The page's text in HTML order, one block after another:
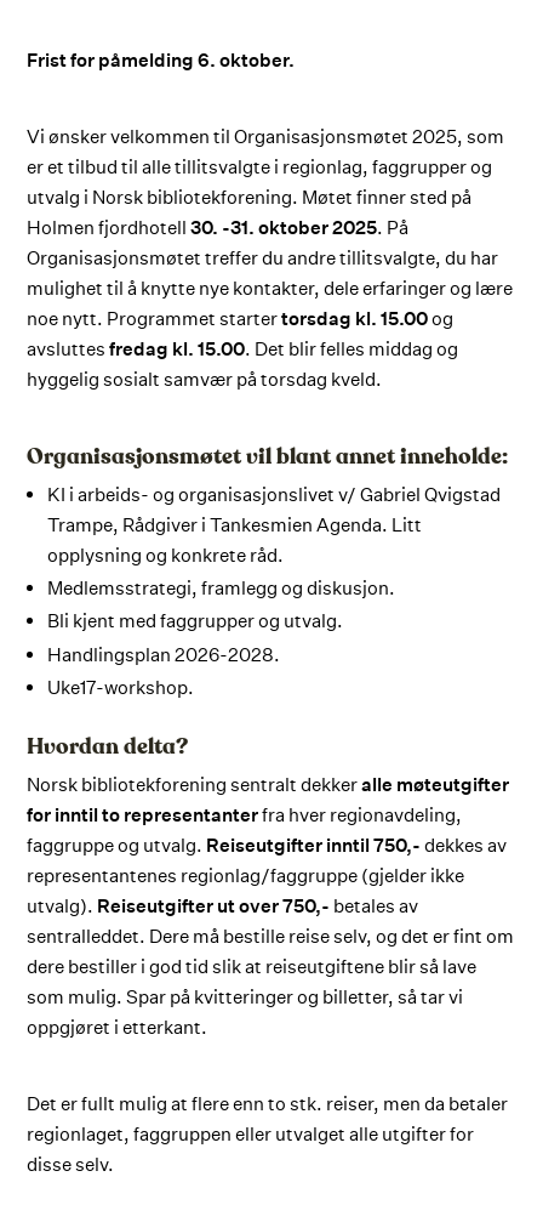
Frist for påmelding 6. oktober.
Vi ønsker velkommen til Organisasjonsmøtet 2025, som
er et tilbud til alle tillitsvalgte i regionlag, faggrupper og
utvalg i Norsk bibliotekforening. Møtet finner sted på
Holmen fjordhotell30. -31. oktober 2025. På
Organisasjonsmøtet treffer du andre tillitsvalgte, du har
mulighet til å knytte nye kontakter, dele erfaringer og lære
noe nytt. Programmet startertorsdag kl. 15.00og
avsluttesfredag kl. 15.00. Det blir felles middag og
hyggelig sosialt samvær på torsdag kveld.
Organisasjonsmøtet vil blant annet inneholde:
KI i arbeids- og organisasjonslivet v/ Gabriel Qvigstad
Trampe, Rådgiver i Tankesmien Agenda. Litt
opplysning og konkrete råd.
Medlemsstrategi, framlegg og diskusjon.
Bli kjent med faggrupper og utvalg.
Handlingsplan 2026-2028.
Uke17-workshop.
Hvordan delta?
Norsk bibliotekforening sentralt dekkeralle møteutgifter
for inntil to representanterfra hver regionavdeling,
faggruppe og utvalg. Reiseutgifter inntil 750,- dekkes av
representantenes regionlag/faggruppe (gjelder ikke
utvalg). Reiseutgifter ut over 750,- betales av
sentralleddet. Dere må bestille reise selv, og det er fint om
dere bestiller i god tid slik at reiseutgiftene blir så lave
som mulig. Spar på kvitteringer og billetter, så tar vi
oppgjøret i etterkant.
Det er fullt mulig at flere enn to stk. reiser, men da betaler
regionlaget, faggruppen eller utvalget alle utgifter for
disse selv.